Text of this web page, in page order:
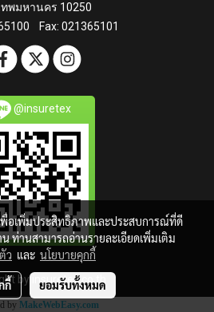
ทพมหานคร 10250
Fax: 021365101
@insuretex
by insuretex.co.th
by MakeWebEasy.com
พื่อเพิ่มประสิทธิภาพและประสบการณ์ที่ดี
น ท่านสามารถอ่านรายละเอียดเพิ่มเติม
ว และ นโยบายคุกกี้
กี้ ยอมรับทั้งหมด